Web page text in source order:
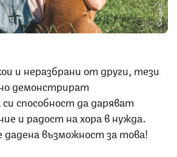
и неразбрани от други, тези
демонстрират
способност да даряват
и радост на хора в нужда.
възможност за това!